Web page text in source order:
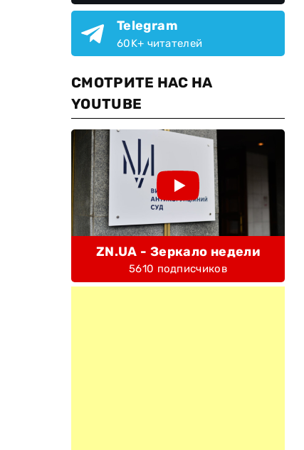
Telegram
60K+ читателей
СМОТРИТЕ НАС НА
YOUTUBE
ZN.UA - Зеркало недели
5610 подписчиков